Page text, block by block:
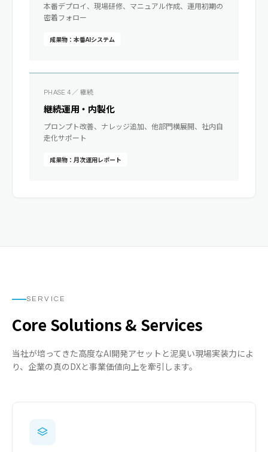
本番デプロイ、現場研修、マニュアル作成、運用初期の
密着フォロー
成果物：本番AIシステム
PHASE 4 ／ 継続
継続運用・内製化
プロンプト改善、ナレッジ追加、他部門横展開、社内自
走化サポート
成果物：月次運用レポート
SERVICE
Core Solutions & Services
当社が培ってきた高度なAI開発アセットと泥臭い現場実装力によ
り、企業の真のDXと事業価値向上を牽引します。